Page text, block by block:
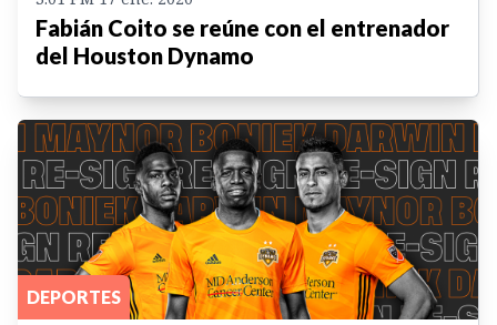
Fabián Coito se reúne con el entrenador
del Houston Dynamo
DEPORTES